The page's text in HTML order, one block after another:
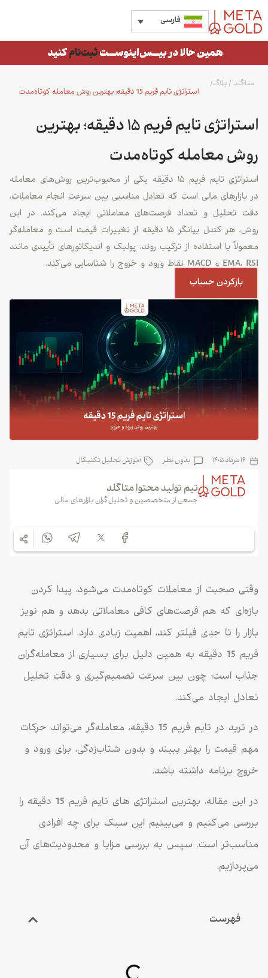
فارسی
استراتژی تایم فریم 15 دقیقه؛ بهترین روش معامله کوتاه‌مدت
متاگلد /بلاگ/
استراتژی تایم فریم 15 دقیقه؛ بهترین
روش معامله کوتاه‌مدت
استراتژی تایم فریم ۱۵ دقیقه یکی از محبوب‌ترین روش‌های معامله
در بازارهای مالی است که تعادل مناسبی بین سرعت انجام معاملات،
دقت تحلیل و تعداد فرصت‌های معاملاتی ایجاد می‌کند. در این
روش، هر کندل بیانگر ۱۵ دقیقه از تغییرات قیمت است و معامله‌گر
معمولاً با استفاده از ترکیب روند، پولبک و اندیکاتورهای تأییدی مانند
EMA، RSI و MACD نقاط ورود و خروج را شناسایی می‌کند.
بازکردن حساب
16 مرداد 1405 بدون نظر آموزش تحلیل تکنیکال
تیم تولید محتوا متاگلد
جمعی از متخصصین و تحلیل‌گران بازارهای مالی
وقتی صحبت از معاملات کوتاه‌مدت می‌شود، پیدا کردن
بازه‌ای که هم فرصت‌های کافی معاملاتی بدهد و هم نویز
بازار را تا حدی فیلتر کند، اهمیت زیادی دارد. استراتژی تایم
فریم 15 دقیقه به همین دلیل برای بسیاری از معامله‌گران
جذاب است؛ چون بین سرعت تصمیم‌گیری و دقت تحلیل
تعادل ایجاد می‌کند.
در ترید در تایم فریم 15 دقیقه، معامله‌گر می‌تواند حرکات
مهم قیمت را بهتر ببیند و بدون شتاب‌زدگی، برای ورود و
خروج برنامه داشته باشد.
در این مقاله، بهترین استراتژی‌ های تایم‌ فریم 15 دقیقه را
بررسی می‌کنیم و می‌بینیم این سبک برای چه افرادی
مناسب‌تر است. سپس به بررسی مزایا و محدودیت‌های آن
می‌پردازیم.
فهرست